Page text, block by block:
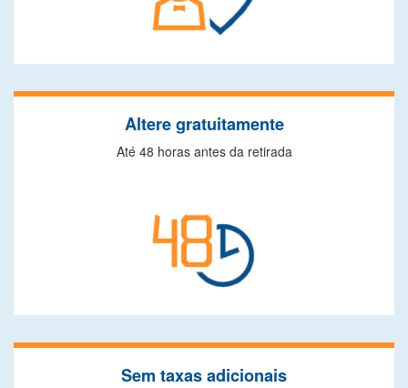
Altere gratuitamente
Até 48 horas antes da retirada
Sem taxas adicionais